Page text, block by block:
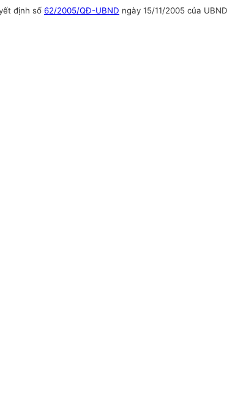
định số 62/2005/QĐ-UBND ngày 15/11/2005 của UBND